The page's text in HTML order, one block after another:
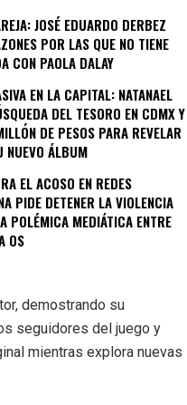
JOSÉ EDUARDO DERBEZ
POR LAS QUE NO TIENE
CON PAOLA DALAY
EN LA CAPITAL: NATANAEL
DEL TESORO EN CDMX Y
DE PESOS PARA REVELAR
NUEVO ÁLBUM
EL ACOSO EN REDES
PIDE DETENER LA VIOLENCIA
POLÉMICA MEDIÁTICA ENTRE
OS
demostrando su
seguidores del juego y
mientras explora nuevas